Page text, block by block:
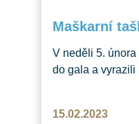
Maškarní
V neděli 5.
do gala a vyrazili
15.02.2023